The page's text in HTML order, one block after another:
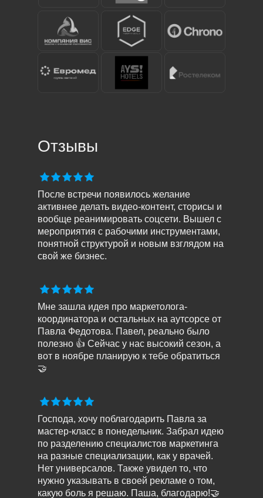
Отзывы
После встречи появилось желание
активнее делать видео-контент, сторисы и
вообще реанимировать соцсети. Вышел с
мероприятия с рабочими инструментами,
понятной структурой и новым взглядом на
свой же бизнес.
Господа, хочу поблагодарить Павла за
мастер-класс в понедельник. Забрал идею
по разделению специалистов маркетинга
на разные специализации, как у врачей.
Нет универсалов. Также увидел то, что
нужно указывать в своей рекламе о том,
какую боль я решаю. Паша, благодарю!🤝
Мне зашла идея про маркетолога-
координатора и остальных на аутсорсе от
Павла Федотова. Павел, реально было
полезно 👍 Сейчас у нас высокий сезон, а
вот в ноябре планирую к тебе обратиться
🤝